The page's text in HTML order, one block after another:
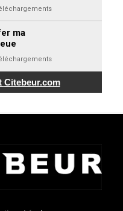
ma
Citebeur.com